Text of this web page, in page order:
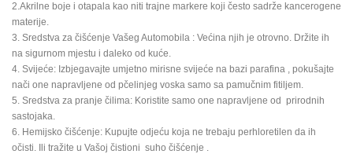
2.Akrilne boje i otapala kao niti trajne markere koji često sadrže kancerogene
materije.
3. Sredstva za čišćenje Vašeg Automobila : Većina njih je otrovno. Držite ih
na sigurnom mjestu i daleko od kuće.
4. Svijeće: Izbjegavajte umjetno mirisne svijeće na bazi parafina , pokušajte
nači one napravljene od pčelinjeg voska samo sa pamučnim fitiljem.
5. Sredstva za pranje čilima: Koristite samo one napravljene od prirodnih
sastojaka.
6. Hemijsko čišćenje: Kupujte odjeću koja ne trebaju perhloretilen da ih
očisti. Ili tražite u Vašoj čistioni suho čišćenje .